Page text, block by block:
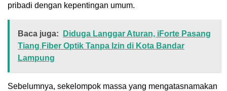
pribadi dengan kepentingan umum.
Baca juga:
Diduga Langgar Aturan, iForte Pasang
Tiang Fiber Optik Tanpa Izin di Kota Bandar
Lampung
Sebelumnya, sekelompok massa yang mengatasnamakan